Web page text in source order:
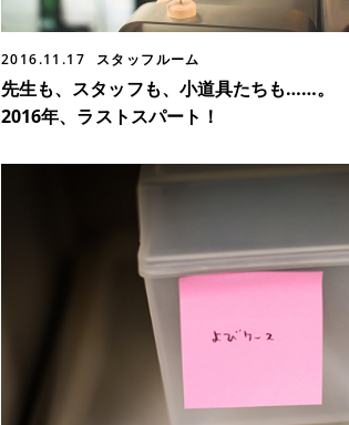
2016.11.17 スタッフルーム
先生も、スタッフも、小道具たちも……。
2016年、ラストスパート！